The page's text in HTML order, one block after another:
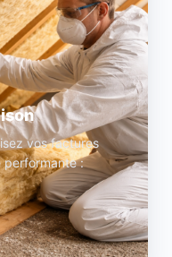
vos factures
performante :